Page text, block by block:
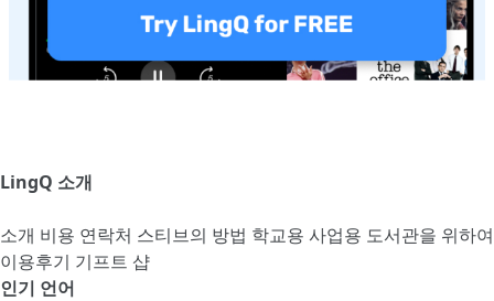
LingQ 소개
소개 비용 연락처 스티브의 방법 학교용 사업용 도서관을 위하여
이용후기 기프트 샵
인기 언어